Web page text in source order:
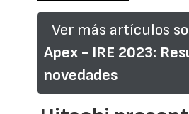
Ver más artículos
Apex - IRE 2023:
novedades